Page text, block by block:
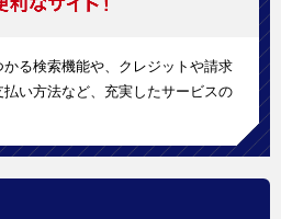
る検索機能や、クレジットや請求
い方法など、充実したサービスの